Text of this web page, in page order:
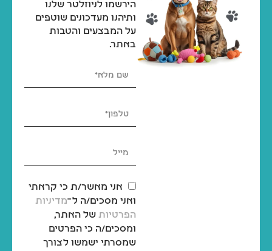
₪75
₪69
משטח דשא סינטטי לכלבים לאילוף גורים וכלבים בוגרים – 46x58 ס"מ
₪75
69
הירשמו לניוזלטר שלנו
ותיהנו מעדכונים שוטפים
על המבצעים והטבות
באתר.
אני מאשר/ת כי קראתי
ואני מסכים/ה ל־מדיניות
הפרטיות של האתר,
ומסכים/ה כי הפרטים
שמסרתי ישמשו לצורך